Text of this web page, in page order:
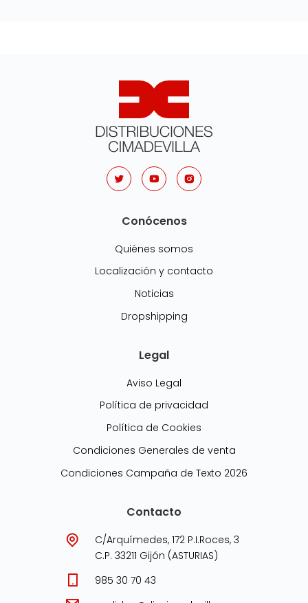
Conócenos
Quiénes somos
Localización y contacto
Noticias
Dropshipping
Legal
Aviso Legal
Política de privacidad
Política de Cookies
Condiciones Generales de venta
Condiciones Campaña de Texto 2026
Contacto
C/Arquímedes, 172 P.I.Roces, 3
C.P. 33211 Gijón (ASTURIAS)
985 30 70 43